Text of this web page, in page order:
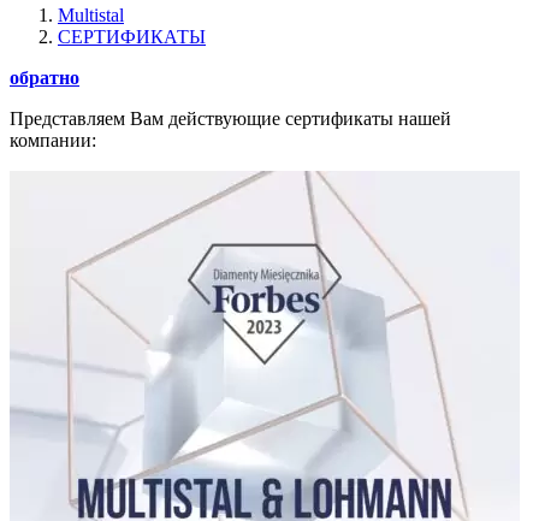
Multistal
СЕРТИФИКАТЫ
обратно
Представляем Вам действующие сертификаты нашей
компании: